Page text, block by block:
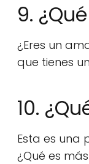
9.
¿Eres un
que tienes
10.
Esta es una
¿Qué es